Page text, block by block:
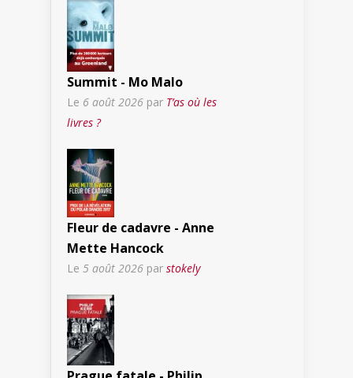
Summit - Mo Malo
Le 6 août 2026 par T’as où les
livres ?
Fleur de cadavre - Anne
Mette Hancock
Le 5 août 2026 par stokely